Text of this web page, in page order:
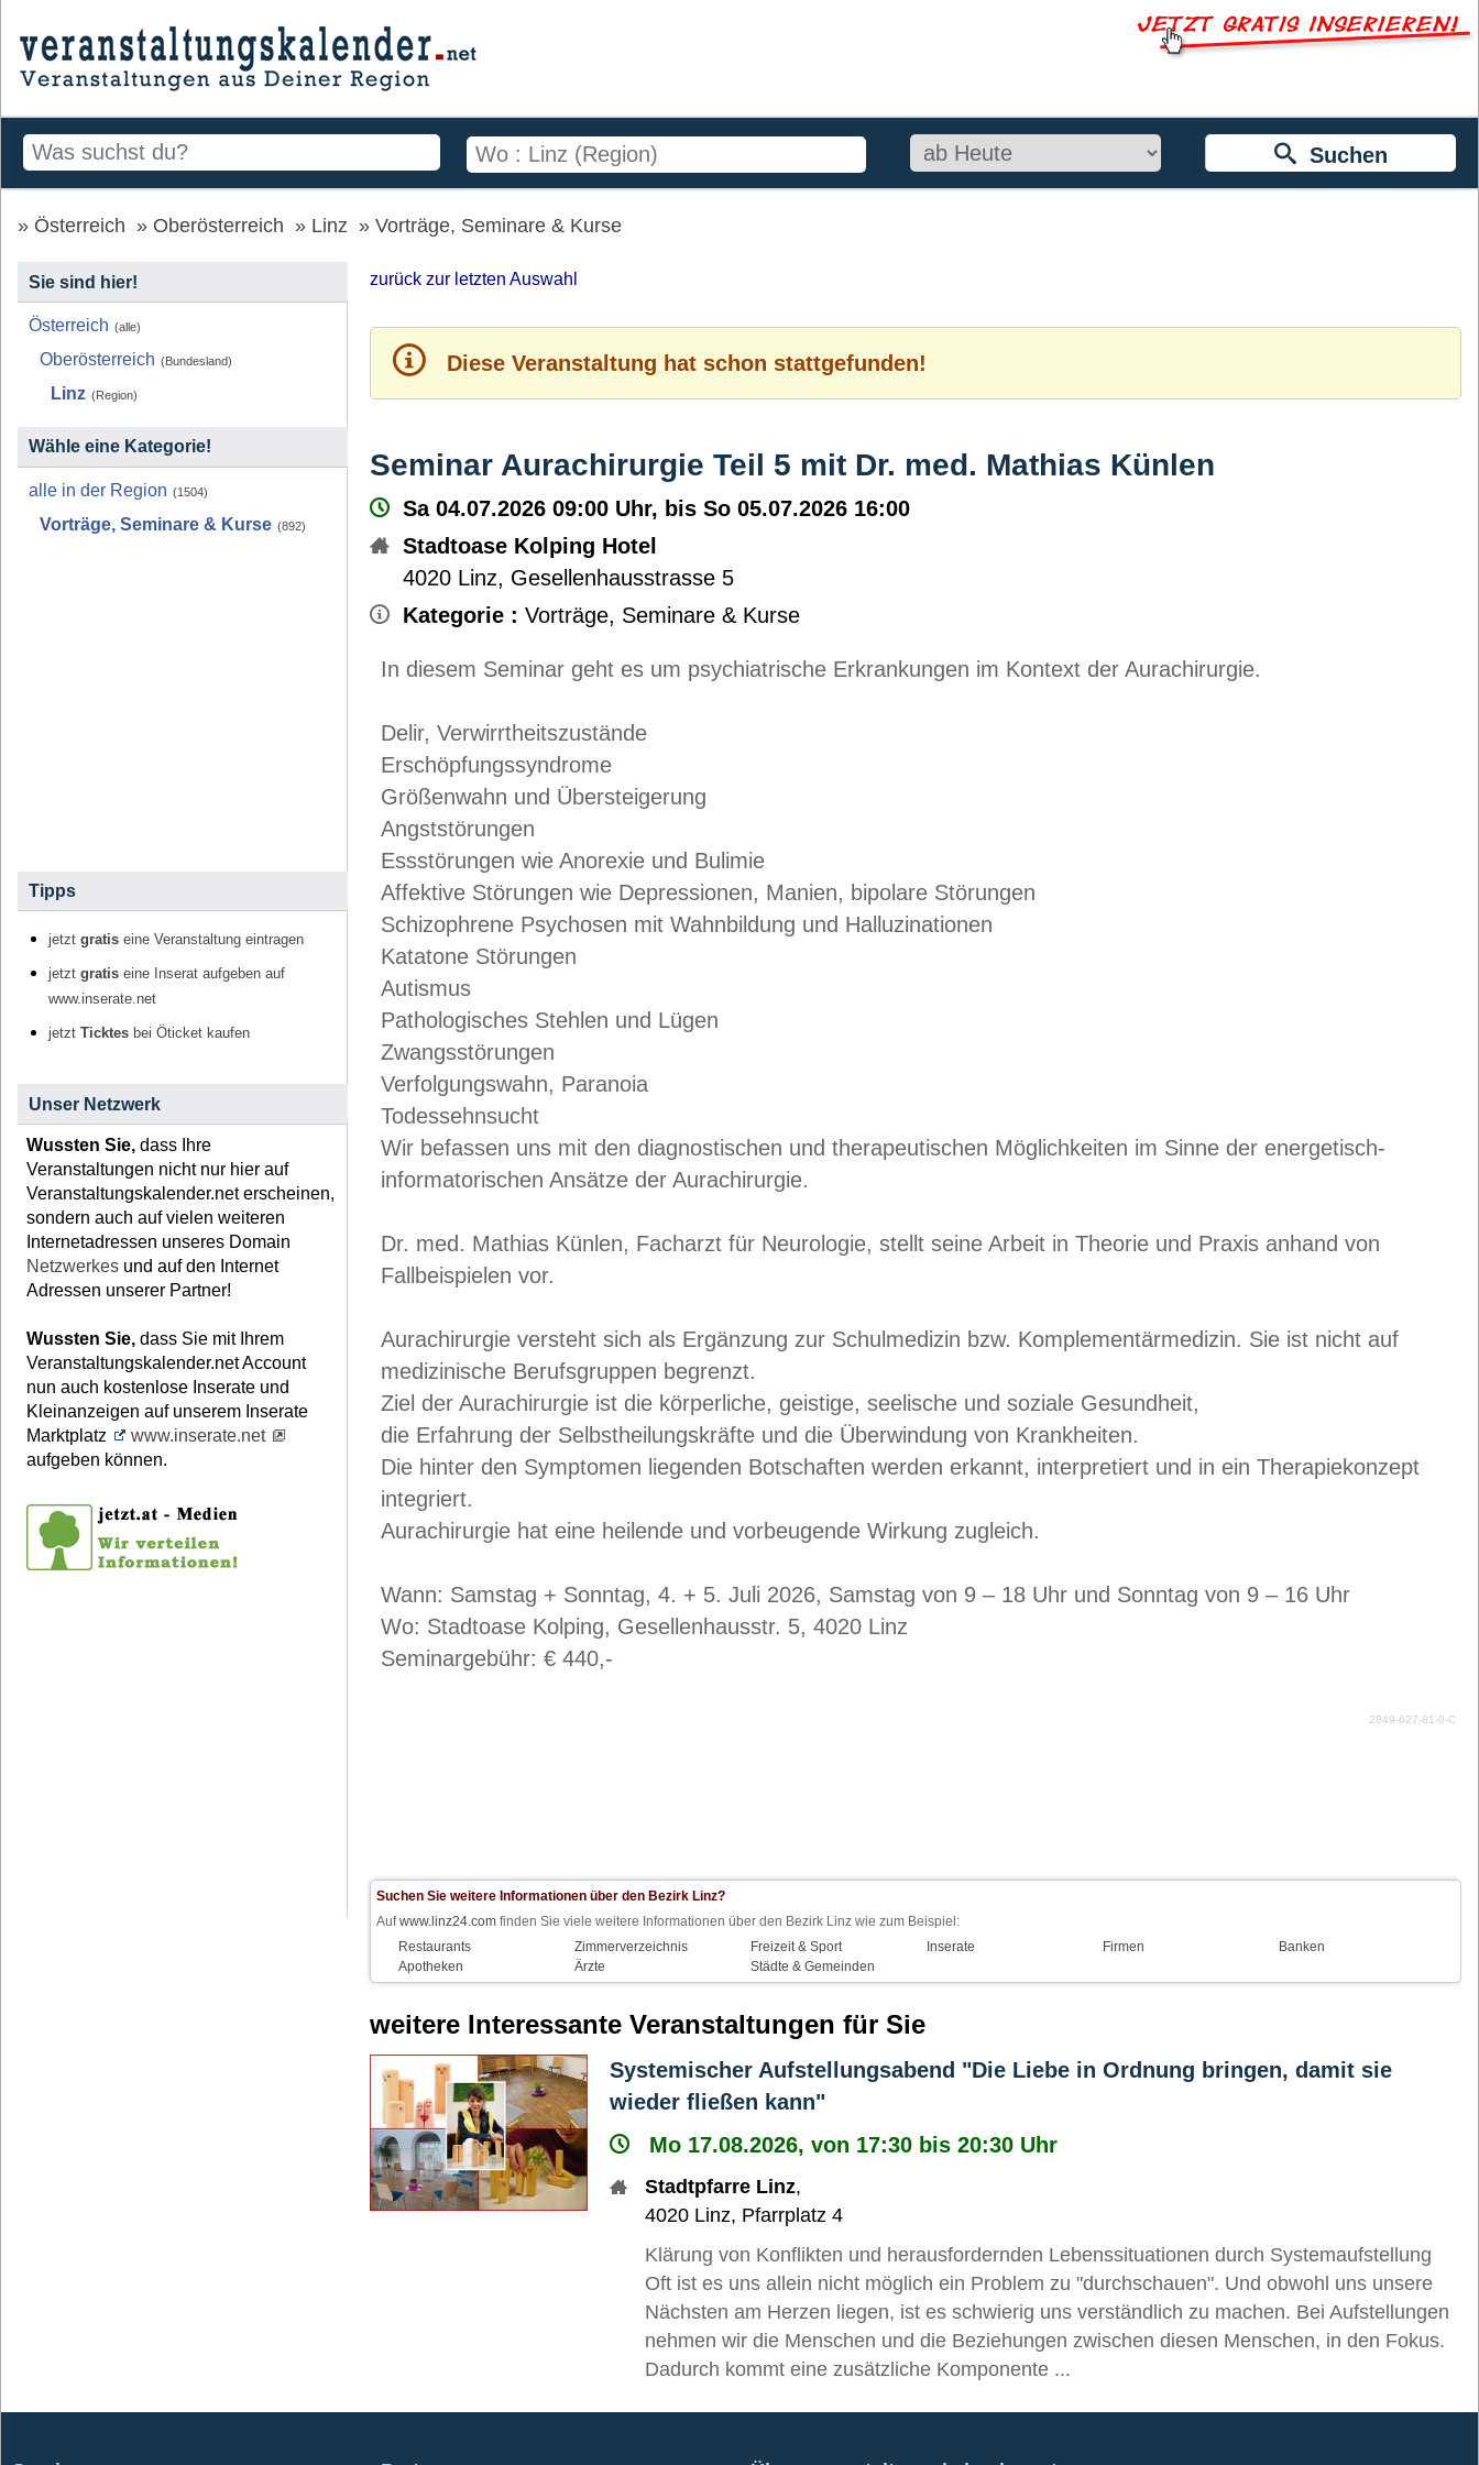
Suchen
Österreich Oberösterreich Linz Vorträge, Seminare & Kurse
zurück zur letzten Auswahl
Diese Veranstaltung hat schon stattgefunden!
Seminar Aurachirurgie Teil 5 mit Dr. med. Mathias Künlen
Sa 04.07.2026 09:00 Uhr, bis So 05.07.2026 16:00
Stadtoase Kolping Hotel
4020 Linz, Gesellenhausstrasse 5
Kategorie : Vorträge, Seminare & Kurse
In diesem Seminar geht es um psychiatrische Erkrankungen im Kontext der Aurachirurgie.
Delir, Verwirrtheitszustände
Erschöpfungssyndrome
Größenwahn und Übersteigerung
Angststörungen
Essstörungen wie Anorexie und Bulimie
Affektive Störungen wie Depressionen, Manien, bipolare Störungen
Schizophrene Psychosen mit Wahnbildung und Halluzinationen
Katatone Störungen
Autismus
Pathologisches Stehlen und Lügen
Zwangsstörungen
Verfolgungswahn, Paranoia
Todessehnsucht
Wir befassen uns mit den diagnostischen und therapeutischen Möglichkeiten im Sinne der energetisch-
informatorischen Ansätze der Aurachirurgie.
Dr. med. Mathias Künlen, Facharzt für Neurologie, stellt seine Arbeit in Theorie und Praxis anhand von
Fallbeispielen vor.
Aurachirurgie versteht sich als Ergänzung zur Schulmedizin bzw. Komplementärmedizin. Sie ist nicht auf
medizinische Berufsgruppen begrenzt.
Ziel der Aurachirurgie ist die körperliche, geistige, seelische und soziale Gesundheit,
die Erfahrung der Selbstheilungskräfte und die Überwindung von Krankheiten.
Die hinter den Symptomen liegenden Botschaften werden erkannt, interpretiert und in ein Therapiekonzept
integriert.
Aurachirurgie hat eine heilende und vorbeugende Wirkung zugleich.
Wann: Samstag + Sonntag, 4. + 5. Juli 2026, Samstag von 9 – 18 Uhr und Sonntag von 9 – 16 Uhr
Wo: Stadtoase Kolping, Gesellenhausstr. 5, 4020 Linz
Seminargebühr: € 440,-
2849-627-81-0-C
Suchen Sie weitere Informationen über den Bezirk Linz?
Aufwww.linz24.com finden Sie viele weitere Informationen über den Bezirk Linz wie zum Beispiel:
Restaurants
Zimmerverzeichnis Freizeit & Sport Inserate Firmen
Banken
Apotheken
Ärzte Städte & Gemeinden
weitere Interessante Veranstaltungen für Sie
Systemischer Aufstellungsabend "Die Liebe in Ordnung bringen, damit sie
wieder fließen kann"
Mo 17.08.2026, von 17:30 bis 20:30 Uhr
Stadtpfarre Linz,
4020 Linz, Pfarrplatz 4
Klärung von Konflikten und herausfordernden Lebenssituationen durch Systemaufstellung
Oft ist es uns allein nicht möglich ein Problem zu "durchschauen". Und obwohl uns unsere
Nächsten am Herzen liegen, ist es schwierig uns verständlich zu machen. Bei Aufstellungen
nehmen wir die Menschen und die Beziehungen zwischen diesen Menschen, in den Fokus.
Dadurch kommt eine zusätzliche Komponente ...
Sie sind hier!
Österreich (alle)
Oberösterreich (Bundesland)
Linz (Region)
Wähle eine Kategorie!
alle in der Region (1504)
Vorträge, Seminare & Kurse (892)
Tipps
jetzt gratis eine Veranstaltung eintragen
jetzt gratis eine Inserat aufgeben auf
www.inserate.net
jetzt Ticktes bei Öticket kaufen
Unser Netzwerk
Wussten Sie, dass Ihre
Veranstaltungen nicht nur hier auf
Veranstaltungskalender.net erscheinen,
sondern auch auf vielen weiteren
Internetadressen unseres Domain
Netzwerkes und auf den Internet
Adressen unserer Partner!
Wussten Sie, dass Sie mit Ihrem
Veranstaltungskalender.net Account
nun auch kostenlose Inserate und
Kleinanzeigen auf unserem Inserate
Marktplatz
www.inserate.net
aufgeben können.